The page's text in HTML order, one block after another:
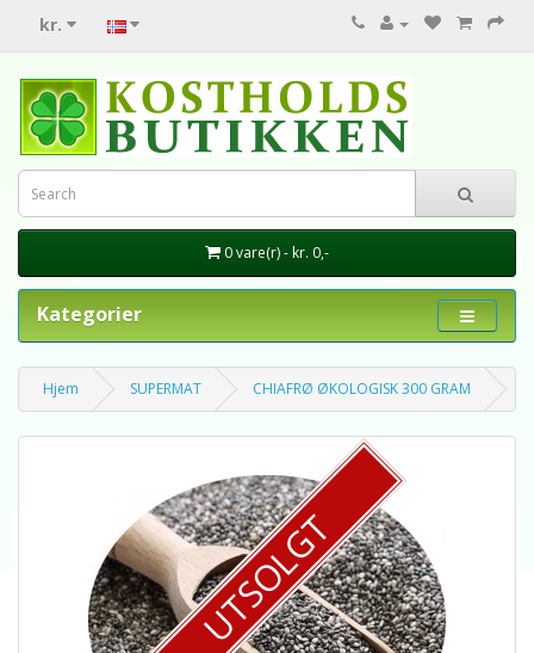
kr.
0 vare(r) - kr. 0,-
Kategorier
Hjem SUPERMAT CHIAFRØ ØKOLOGISK 300 GRAM
UTSOLGT